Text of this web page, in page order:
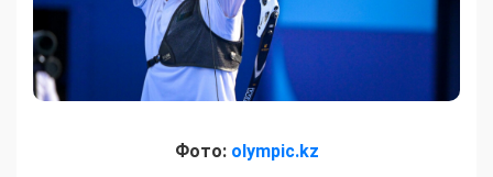
Фото: olympic.kz